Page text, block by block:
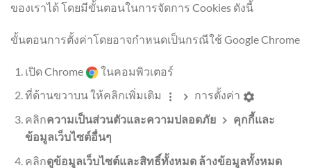
ของเราได้ โดยมีขั้นตอนในการจัดการ Cookies ดังนี้
ขั้นตอนการตั้งค่าโดยอาจกำหนดเป็นกรณีใช้ Google Chrome
เปิด Chrome
ในคอมพิวเตอร์
ที่ด้านขวาบน ให้คลิกเพิ่มเติม
การตั้งค่า
คลิกความเป็นส่วนตัวและความปลอดภัย
คุกกี้และ
ข้อมูลเว็บไซต์อื่นๆ
คลิกดูข้อมูลเว็บไซต์และสิทธิ์ทั้งหมด ล้างข้อมูลทั้งหมด